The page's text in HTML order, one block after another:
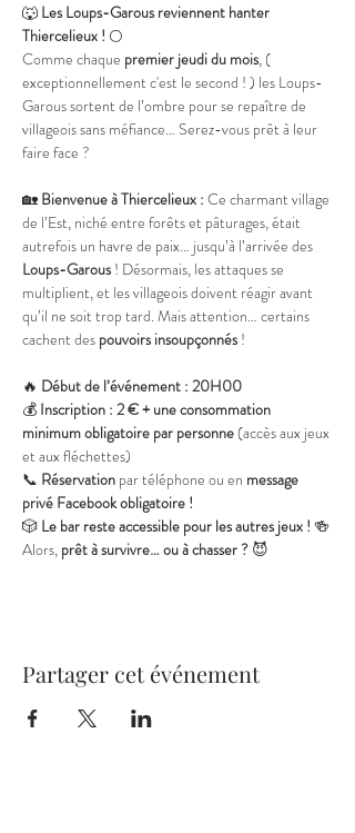
🐺 Les Loups-Garous reviennent hanter
Thiercelieux ! 🌕
Comme chaque premier jeudi du mois, (
exceptionnellement c'est le second ! ) les Loups-
Garous sortent de l’ombre pour se repaître de
villageois sans méfiance… Serez-vous prêt à leur
faire face ?
🏡 Bienvenue à Thiercelieux : Ce charmant village
de l’Est, niché entre forêts et pâturages, était
autrefois un havre de paix… jusqu’à l’arrivée des
Loups-Garous ! Désormais, les attaques se
multiplient, et les villageois doivent réagir avant
qu’il ne soit trop tard. Mais attention… certains
cachent des pouvoirs insoupçonnés !
🔥 Début de l’événement : 20H00
💰 Inscription : 2 € + une consommation
minimum obligatoire par personne (accès aux jeux
et aux fléchettes)
📞 Réservation par téléphone ou en message
privé Facebook obligatoire !
🎲 Le bar reste accessible pour les autres jeux ! 🍻
Alors, prêt à survivre… ou à chasser ? 😈
Partager cet événement